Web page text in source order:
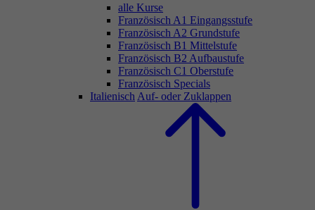
alle Kurse
Französisch A1 Eingangsstufe
Französisch A2 Grundstufe
Französisch B1 Mittelstufe
Französisch B2 Aufbaustufe
Französisch C1 Oberstufe
Französisch Specials
Italienisch Auf- oder Zuklappen